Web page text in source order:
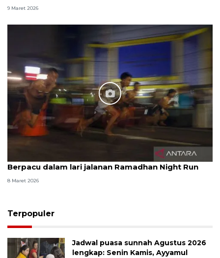
9 Maret 2026
Berpacu dalam lari jalanan Ramadhan Night Run
8 Maret 2026
Terpopuler
Jadwal puasa sunnah Agustus 2026
lengkap: Senin Kamis, Ayyamul